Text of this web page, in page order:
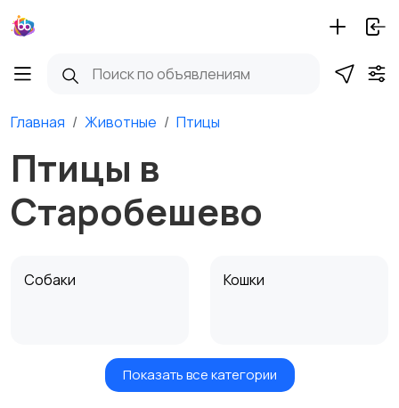
Главная Животные Птицы
Птицы в
Старобешево
Собаки Кошки
Грызуны
Показать все категории